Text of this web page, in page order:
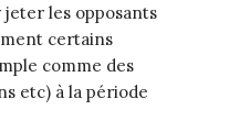
les opposants
certains
comme des
etc) à la période